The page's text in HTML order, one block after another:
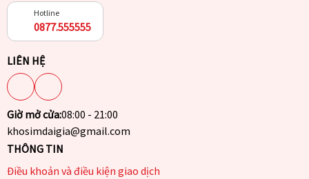
Hotline
0877.555555
LIÊN HỆ
Giờ mở cửa:08:00 - 21:00
khosimdaigia@gmail.com
THÔNG TIN
Điều khoản và điều kiện giao dịch